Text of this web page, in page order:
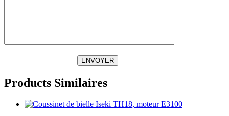
ENVOYER
Products Similaires